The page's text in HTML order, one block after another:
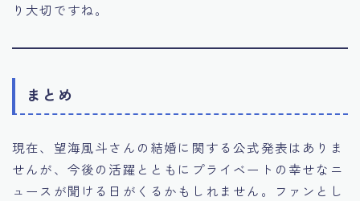
り大切ですね。
まとめ
現在、望海風斗さんの結婚に関する公式発表はありま
せんが、今後の活躍とともにプライベートの幸せなニ
ュースが聞ける日がくるかもしれません。ファンとし